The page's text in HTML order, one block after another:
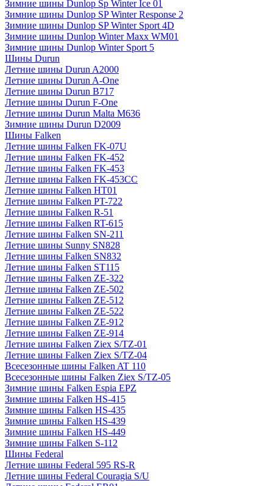
Зимние шины Dunlop Sp Winter Ice 01
Зимние шины Dunlop SP Winter Response 2
Зимние шины Dunlop SP Winter Sport 4D
Зимние шины Dunlop Winter Maxx WM01
Зимние шины Dunlop Winter Sport 5
Шины Durun
Летние шины Durun A2000
Летние шины Durun A-One
Летние шины Durun B717
Летние шины Durun F-One
Летние шины Durun Malta M636
Зимние шины Durun D2009
Шины Falken
Летние шины Falken FK-07U
Летние шины Falken FK-452
Летние шины Falken FK-453
Летние шины Falken FK-453CC
Летние шины Falken HT01
Летние шины Falken PT-722
Летние шины Falken R-51
Летние шины Falken RT-615
Летние шины Falken SN-211
Летние шины Sunny SN828
Летние шины Falken SN832
Летние шины Falken ST115
Летние шины Falken ZE-322
Летние шины Falken ZE-502
Летние шины Falken ZE-512
Летние шины Falken ZE-522
Летние шины Falken ZE-912
Летние шины Falken ZE-914
Летние шины Falken Ziex S/TZ-01
Летние шины Falken Ziex S/TZ-04
Всесезонные шины Falken AT 110
Всесезонные шины Falken Ziex S/TZ-05
Зимние шины Falken Espia EPZ
Зимние шины Falken HS-415
Зимние шины Falken HS-435
Зимние шины Falken HS-439
Зимние шины Falken HS-449
Зимние шины Falken S-112
Шины Federal
Летние шины Federal 595 RS-R
Летние шины Federal Couragia S/U